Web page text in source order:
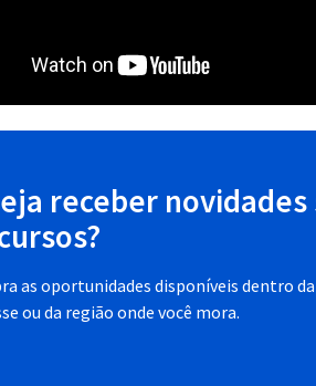
receber
as oportunidades disponíveis dentro da
ou da região onde você mora.